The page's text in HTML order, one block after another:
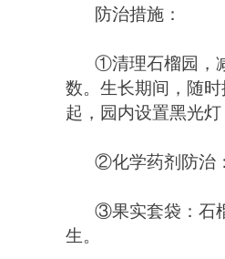
防治措施：
①清理石榴园，
数。生长期间，随
起，园内设置黑光
②化学药剂防
③果实套袋：石
生。